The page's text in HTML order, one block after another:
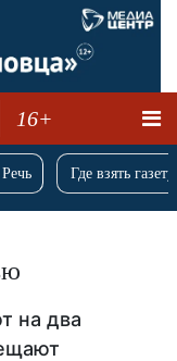
16+
Речь Где взять
на два